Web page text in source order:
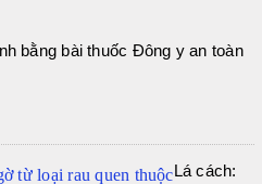
bằng bài thuốc Đông y an toàn
Lá cách: